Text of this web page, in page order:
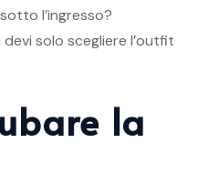
l’ingresso?
solo scegliere l’outfit
la